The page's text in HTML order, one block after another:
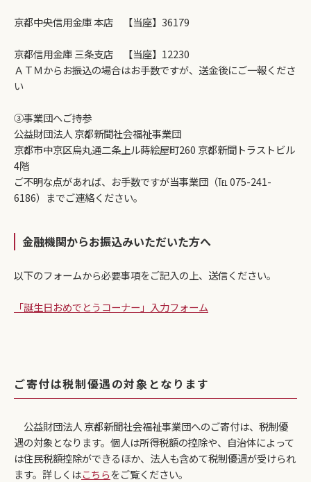
京都中央信用金庫 本店 【当座】36179
京都信用金庫 三条支店 【当座】12230
ＡＴＭからお振込の場合はお手数ですが、送金後にご一報くださ
い
③事業団へご持参
公益財団法人 京都新聞社会福祉事業団
京都市中京区烏丸通二条上ル蒔絵屋町260 京都新聞トラストビル
4階
ご不明な点があれば、お手数ですが当事業団（℡ 075-241-
6186）までご連絡ください。
金融機関からお振込みいただいた方へ
以下のフォームから必要事項をご記入の上、送信ください。
「誕生日おめでとうコーナー」入力フォーム
ご寄付は税制優遇の対象となります
公益財団法人 京都新聞社会福祉事業団へのご寄付は、税制優
遇の対象となります。個人は所得税額の控除や、自治体によって
は住民税額控除ができるほか、法人も含めて税制優遇が受けられ
ます。詳しくはこちらをご覧ください。